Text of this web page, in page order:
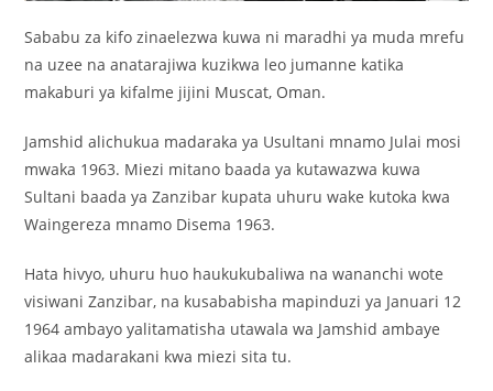
Sababu za kifo zinaelezwa kuwa ni maradhi ya muda mrefu
na uzee na anatarajiwa kuzikwa leo jumanne katika
makaburi ya kifalme jijini Muscat, Oman.
Jamshid alichukua madaraka ya Usultani mnamo Julai mosi
mwaka 1963. Miezi mitano baada ya kutawazwa kuwa
Sultani baada ya Zanzibar kupata uhuru wake kutoka kwa
Waingereza mnamo Disema 1963.
Hata hivyo, uhuru huo haukukubaliwa na wananchi wote
visiwani Zanzibar, na kusababisha mapinduzi ya Januari 12
1964 ambayo yalitamatisha utawala wa Jamshid ambaye
alikaa madarakani kwa miezi sita tu.